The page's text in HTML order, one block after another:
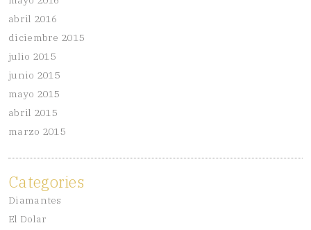
abril 2016
diciembre 2015
julio 2015
junio 2015
mayo 2015
abril 2015
marzo 2015
Categories
Diamantes
El Dolar